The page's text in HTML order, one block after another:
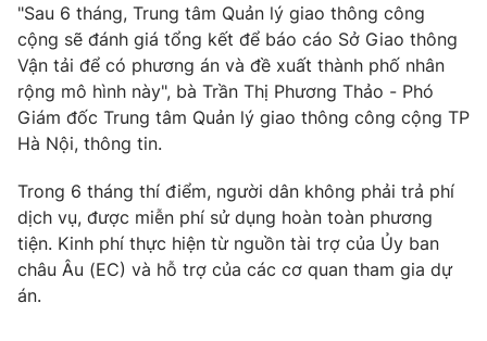
® Cấm sao chép dưới mọi hình thức nếu không có sự chấp
thuận bằng văn bản. Ghi rõ nguồn VTV.vn khi phát hành lại
thông tin từ website này.
"Sau 6 tháng, Trung tâm Quản lý giao thông công
cộng sẽ đánh giá tổng kết để báo cáo Sở Giao thông
Vận tải để có phương án và đề xuất thành phố nhân
rộng mô hình này", bà Trần Thị Phương Thảo - Phó
Giám đốc Trung tâm Quản lý giao thông công cộng TP
Hà Nội, thông tin.
Trong 6 tháng thí điểm, người dân không phải trả phí
dịch vụ, được miễn phí sử dụng hoàn toàn phương
tiện. Kinh phí thực hiện từ nguồn tài trợ của Ủy ban
châu Âu (EC) và hỗ trợ của các cơ quan tham gia dự
án.